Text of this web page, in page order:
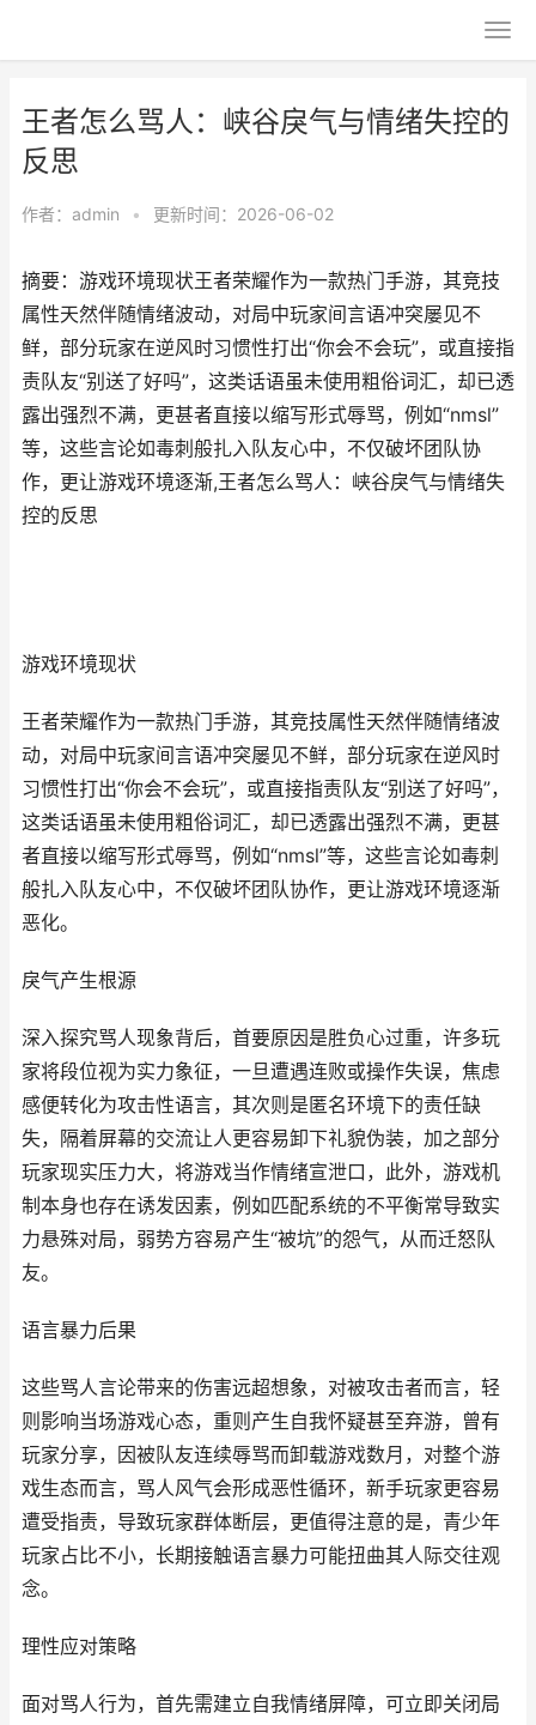
王者怎么骂人：峡谷戾气与情绪失控的
反思
作者： admin • 更新时间：2026-06-02
摘要：游戏环境现状王者荣耀作为一款热门手游，其竞技
属性天然伴随情绪波动，对局中玩家间言语冲突屡见不
鲜，部分玩家在逆风时习惯性打出“你会不会玩”，或直接指
责队友“别送了好吗”，这类话语虽未使用粗俗词汇，却已透
露出强烈不满，更甚者直接以缩写形式辱骂，例如“nmsl”
等，这些言论如毒刺般扎入队友心中，不仅破坏团队协
作，更让游戏环境逐渐,王者怎么骂人：峡谷戾气与情绪失
控的反思
游戏环境现状
王者荣耀作为一款热门手游，其竞技属性天然伴随情绪波
动，对局中玩家间言语冲突屡见不鲜，部分玩家在逆风时
习惯性打出“你会不会玩”，或直接指责队友“别送了好吗”，
这类话语虽未使用粗俗词汇，却已透露出强烈不满，更甚
者直接以缩写形式辱骂，例如“nmsl”等，这些言论如毒刺
般扎入队友心中，不仅破坏团队协作，更让游戏环境逐渐
恶化。
戾气产生根源
深入探究骂人现象背后，首要原因是胜负心过重，许多玩
家将段位视为实力象征，一旦遭遇连败或操作失误，焦虑
感便转化为攻击性语言，其次则是匿名环境下的责任缺
失，隔着屏幕的交流让人更容易卸下礼貌伪装，加之部分
玩家现实压力大，将游戏当作情绪宣泄口，此外，游戏机
制本身也存在诱发因素，例如匹配系统的不平衡常导致实
力悬殊对局，弱势方容易产生“被坑”的怨气，从而迁怒队
友。
语言暴力后果
这些骂人言论带来的伤害远超想象，对被攻击者而言，轻
则影响当场游戏心态，重则产生自我怀疑甚至弃游，曾有
玩家分享，因被队友连续辱骂而卸载游戏数月，对整个游
戏生态而言，骂人风气会形成恶性循环，新手玩家更容易
遭受指责，导致玩家群体断层，更值得注意的是，青少年
玩家占比不小，长期接触语言暴力可能扭曲其人际交往观
念。
理性应对策略
面对骂人行为，首先需建立自我情绪屏障，可立即关闭局